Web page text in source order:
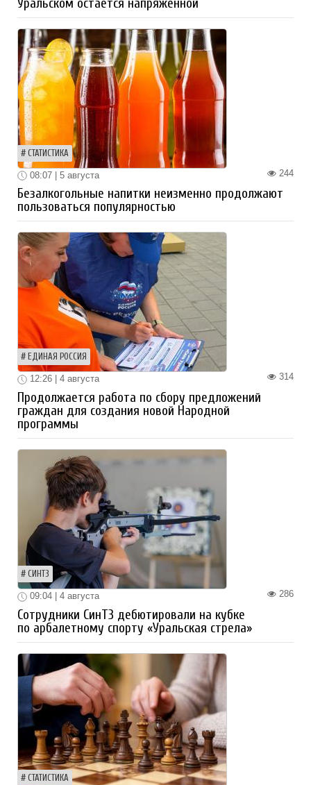
Уральском остается напряженной
СТАТИСТИКА
244
08:07 | 5 августа
Безалкогольные напитки неизменно продолжают
пользоваться популярностью
ЕДИНАЯ РОССИЯ
314
12:26 | 4 августа
Продолжается работа по сбору предложений
граждан для создания новой Народной
программы
СИНТЗ
286
09:04 | 4 августа
Сотрудники СинТЗ дебютировали на кубке
по арбалетному спорту «Уральская стрела»
СТАТИСТИКА